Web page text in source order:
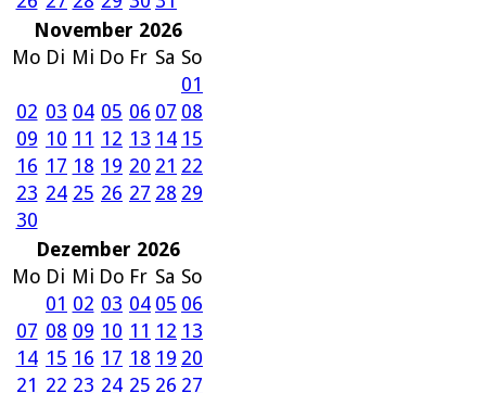
November 2026
Mo Di Mi Do Fr Sa So
01
02 03 04 05 06 07 08
09 10 11 12 13 14 15
16 17 18 19 20 21 22
23 24 25 26 27 28 29
30
Dezember 2026
Mo Di Mi Do Fr Sa So
01 02 03 04 05 06
07 08 09 10 11 12 13
14 15 16 17 18 19 20
21 22 23 24 25 26 27